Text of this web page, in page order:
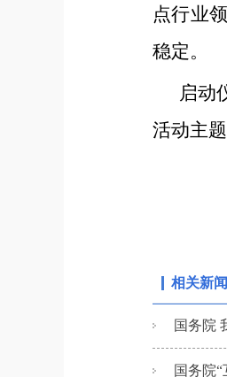
点行业
稳定。
启动
活动主题
相关新闻
国务院
国务院